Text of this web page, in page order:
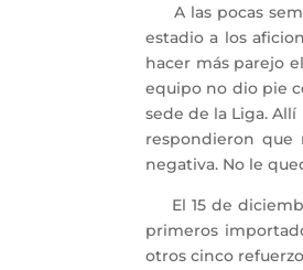
A las pocas
estadio a los
hacer más parejo
equipo no dio pie
sede de la Liga.
respondieron que
negativa. No le
El 15 de
primeros
otros cinco